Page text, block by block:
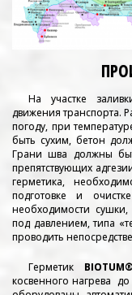
На участке
движения транспорта.
погоду, при
быть сухим, бетон
Грани шва должны
препятствующих
герметика,
подготовке и
необходимости сушки,
под давлением, типа
проводить
Герметик
косвенного нагрева